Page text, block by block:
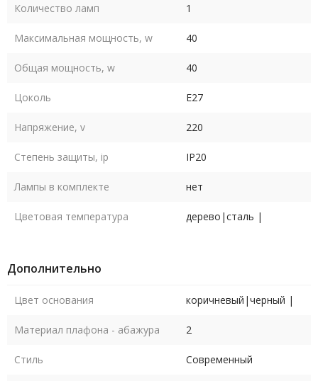
Количество ламп 1
Максимальная мощность, w 40
Общая мощность, w 40
Цоколь E27
Напряжение, v 220
Степень защиты, ip IP20
Лампы в комплекте нет
Цветовая температура дерево|сталь |
Дополнительно
Цвет основания коричневый|черный |
Материал плафона - абажура 2
Стиль Современный